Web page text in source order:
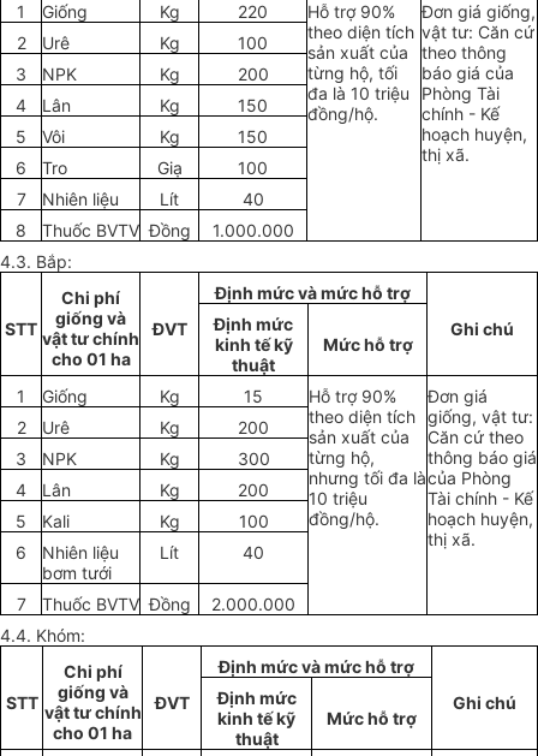
1 Giống Kg 220
Hỗ trợ 90%
theo diện tích
sản xuất của
từng hộ, tối
đa là 10 triệu
đồng/hộ.
Đơn giá giống,
vật tư: Căn cứ
theo thông
báo giá của
Phòng Tài
chính - Kế
hoạch huyện,
thị xã.
2 Urê Kg
100
3
NPK Kg
200
4
Lân Kg
150
5
Vôi Kg
150
6
Tro Giạ
100
7
Nhiên liệu Lít
40
8
Thuốc BVTV Đồng
1.000.000
4.3. Bắp:
STT
Chi phí
giống và
vật tư chính
cho 01 ha
ĐVT
Định mức và mức hỗ trợ
Ghi chú
Định mức
kinh tế kỹ
thuật
Mức hỗ trợ
1 Giống Kg 15
Hỗ trợ 90%
theo diện tích
sản xuất của
từng hộ,
nhưng tối đa là
10 triệu
đồng/hộ.
Đơn giá
giống, vật tư:
Căn cứ theo
thông báo giá
của Phòng
Tài chính - Kế
hoạch huyện,
thị xã.
2 Urê Kg
200
3
NPK Kg
300
4
Lân Kg
200
5
Kali Kg
100
6
Nhiên liệu
bơm tưới
Lít 40
7 Thuốc BVTV Đồng
2.000.000
4.4. Khóm:
STT
Chi phí
giống và
vật tư chính
cho 01 ha
ĐVT
Định mức và mức hỗ trợ
Ghi chú
Định mức
kinh tế kỹ
thuật
Mức hỗ trợ